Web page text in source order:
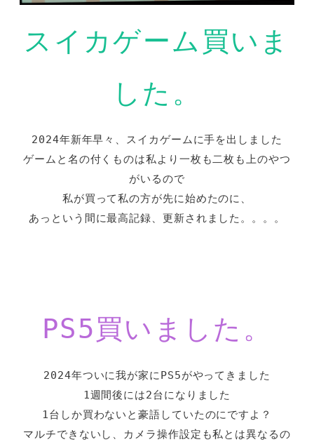
スイカゲーム買いま
した。
2024年新年早々、スイカゲームに手を出しました
ゲームと名の付くものは私より一枚も二枚も上のやつ
がいるので
私が買って私の方が先に始めたのに、
あっという間に最高記録、更新されました。。。。
PS5買いました。
2024年ついに我が家にPS5がやってきました
1週間後には2台になりました
1台しか買わないと豪語していたのにですよ？
マルチできないし、カメラ操作設定も私とは異なるの